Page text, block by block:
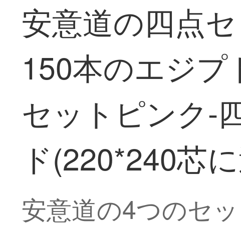
安意道の四点
150本のエジ
セットピンク-
ド(220*240芯
安意道の4つのセ